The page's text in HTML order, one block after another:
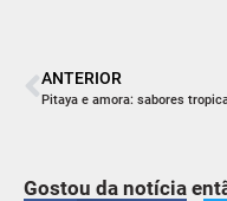
ANTERIOR
Gostou da notícia